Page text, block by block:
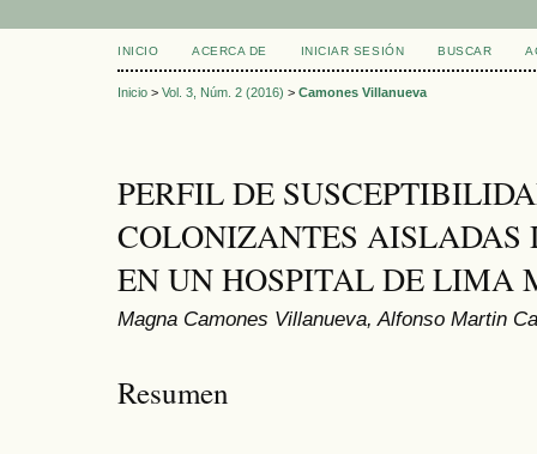
INICIO ACERCA DE INICIAR SESIÓN BUSCAR
Inicio > Vol. 3, Núm. 2 (2016) > Camones Villanueva
PERFIL DE
COLONIZANTES AISLADAS
EN UN HOSPITAL DE LIMA
Magna Camones Villanueva, Alfonso Martin
Resumen